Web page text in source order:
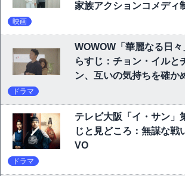
家族アクションコメディ
映画
WOWOW「華麗なる日
らすじ：チョン・イルと
ン、互いの気持ちを確か
ドラマ
テレビ大阪「イ・サン」
じと見どころ：無謀な戦
VO
ドラマ